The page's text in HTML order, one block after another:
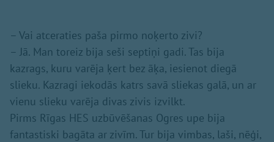
– Vai atceraties paša pirmo noķerto zivi?
– Jā. Man toreiz bija seši septiņi gadi. Tas bija
kazrags, kuru varēja ķert bez āķa, iesienot diegā
slieku. Kazragi iekodās katrs savā sliekas galā, un ar
vienu slieku varēja divas zivis izvilkt.
Pirms Rīgas HES uzbūvēšanas Ogres upe bija
fantastiski bagāta ar zivīm. Tur bija vimbas, laši, nēģi,